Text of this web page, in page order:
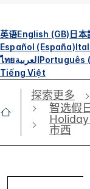
英语English (GB)日本
Español (España)
ไทยالعربيةPortuguês
Tiếng Việt
探索更多
智选假
市西